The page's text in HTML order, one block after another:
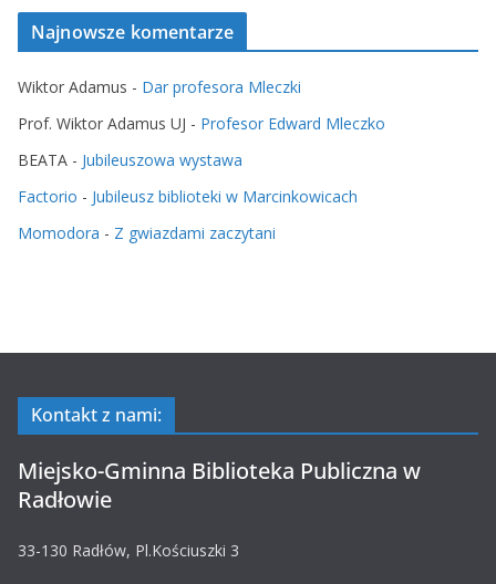
Najnowsze komentarze
Wiktor Adamus - Dar profesora Mleczki
Prof. Wiktor Adamus UJ - Profesor Edward Mleczko
BEATA - Jubileuszowa wystawa
Factorio - Jubileusz biblioteki w Marcinkowicach
Momodora - Z gwiazdami zaczytani
Kontakt z nami:
Miejsko-Gminna Biblioteka Publiczna w
Radłowie
33-130 Radłów, Pl.Kościuszki 3